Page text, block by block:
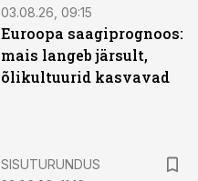
03.08.26, 09:15
Euroopa saagiprognoos:
mais langeb järsult,
õlikultuurid kasvavad
SISUTURUNDUS